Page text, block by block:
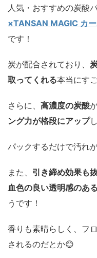
人気・おすすめの炭酸
×TANSAN MAGIC カ
です！
炭が配合されており、
取ってくれる本当にす
さらに、 高濃度の炭酸
ング力が格段にアップ
パックするだけで汚れ
また、 引き締め効果も
血色の良い透明感のあ
うです！
香りも素晴らしく、フ
されるのだとか😊